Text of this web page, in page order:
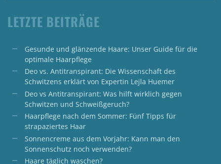
LETZTE BEITRÄGE
Gesunde und glänzende Haare: Unser Guide für die
optimale Haarpflege
Deo vs. Antitranspirant: Die Wissenschaft des
Schwitzens erklärt von Expertin Lejla Huemer
Deo vs Antitranspirant: Was hilft wirklich gegen
Schwitzen und Schweißgeruch?
Haarpflege nach dem Sommer: Fünf Tipps für
strapaziertes Haar
Sonnencreme aus dem Vorjahr: Kann man den
Sonnenschutz noch verwenden?
Haare täglich waschen?